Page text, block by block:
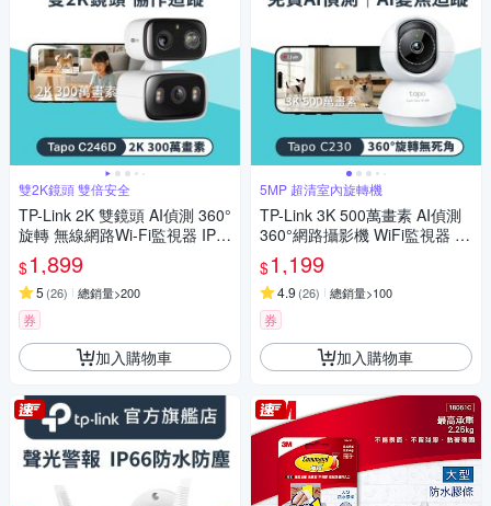
雙2K鏡頭 雙倍安全
TP-Link 2K 雙鏡頭 AI偵測 360°
旋轉 無線網路Wi-Fi監視器 IPC
AM(支援512G/IP65防水防塵/T
apo C246D)
$1,899
5 (26) 總銷量>200
券
加入購物車
5MP 超清室內旋轉機
TP-Link 3K 500萬畫素 AI偵測
360°網路攝影機 WiFi監視器 IP
CAM(雙向語音/支援512GB/寵
物/嬰兒/長輩/Tapo C230 )
$1,199
4.9 (26) 總銷量>100
券
加入購物車